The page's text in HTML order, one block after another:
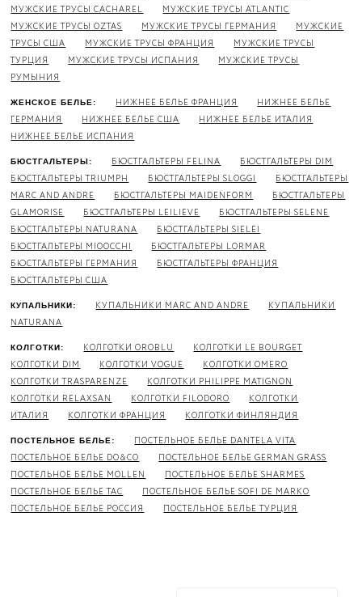
МУЖСКИЕ ТРУСЫ CACHAREL
МУЖСКИЕ ТРУСЫ ATLANTIC
МУЖСКИЕ ТРУСЫ OZTAS
МУЖСКИЕ ТРУСЫ ГЕРМАНИЯ
МУЖСКИЕ
ТРУСЫ США
МУЖСКИЕ ТРУСЫ ФРАНЦИЯ
МУЖСКИЕ ТРУСЫ
ТУРЦИЯ
МУЖСКИЕ ТРУСЫ ИСПАНИЯ
МУЖСКИЕ ТРУСЫ
РУМЫНИЯ
ЖЕНСКОЕ БЕЛЬЕ: НИЖНЕЕ БЕЛЬЕ ФРАНЦИЯ
НИЖНЕЕ БЕЛЬЕ
ГЕРМАНИЯ
НИЖНЕЕ БЕЛЬЕ США
НИЖНЕЕ БЕЛЬЕ ИТАЛИЯ
НИЖНЕЕ БЕЛЬЕ ИСПАНИЯ
БЮСТГАЛЬТЕРЫ: БЮСТГАЛЬТЕРЫ FELINA
БЮСТГАЛЬТЕРЫ DIM
БЮСТГАЛЬТЕРЫ TRIUMPH
БЮСТГАЛЬТЕРЫ SLOGGI
БЮСТГАЛЬТЕРЫ
MARC AND ANDRE
БЮСТГАЛЬТЕРЫ MAIDENFORM
БЮСТГАЛЬТЕРЫ
GLAMORISE
БЮСТГАЛЬТЕРЫ LEILIEVE
БЮСТГАЛЬТЕРЫ SELENE
БЮСТГАЛЬТЕРЫ NATURANA
БЮСТГАЛЬТЕРЫ SIELEI
БЮСТГАЛЬТЕРЫ MIOOCCHI
БЮСТГАЛЬТЕРЫ LORMAR
БЮСТГАЛЬТЕРЫ ГЕРМАНИЯ
БЮСТГАЛЬТЕРЫ ФРАНЦИЯ
БЮСТГАЛЬТЕРЫ США
КУПАЛЬНИКИ: КУПАЛЬНИКИ MARC AND ANDRE
КУПАЛЬНИКИ
NATURANA
КОЛГОТКИ: КОЛГОТКИ OROBLU
КОЛГОТКИ LE BOURGET
КОЛГОТКИ DIM
КОЛГОТКИ VOGUE
КОЛГОТКИ OMERO
КОЛГОТКИ TRASPARENZE
КОЛГОТКИ PHILIPPE MATIGNON
КОЛГОТКИ RELAXSAN
КОЛГОТКИ FILODORO
КОЛГОТКИ
ИТАЛИЯ
КОЛГОТКИ ФРАНЦИЯ КОЛГОТКИ ФИНЛЯНДИЯ
ПОСТЕЛЬНОЕ БЕЛЬЕ:
ПОСТЕЛЬНОЕ БЕЛЬЕ DANTELA VITA
ПОСТЕЛЬНОЕ БЕЛЬЕ DO&CO
ПОСТЕЛЬНОЕ БЕЛЬЕ GERMAN GRASS
ПОСТЕЛЬНОЕ БЕЛЬЕ MOLLEN
ПОСТЕЛЬНОЕ БЕЛЬЕ SHARMES
ПОСТЕЛЬНОЕ БЕЛЬЕ TAC
ПОСТЕЛЬНОЕ БЕЛЬЕ SOFI DE MARKO
ПОСТЕЛЬНОЕ БЕЛЬЕ РОССИЯ
ПОСТЕЛЬНОЕ БЕЛЬЕ ТУРЦИЯ